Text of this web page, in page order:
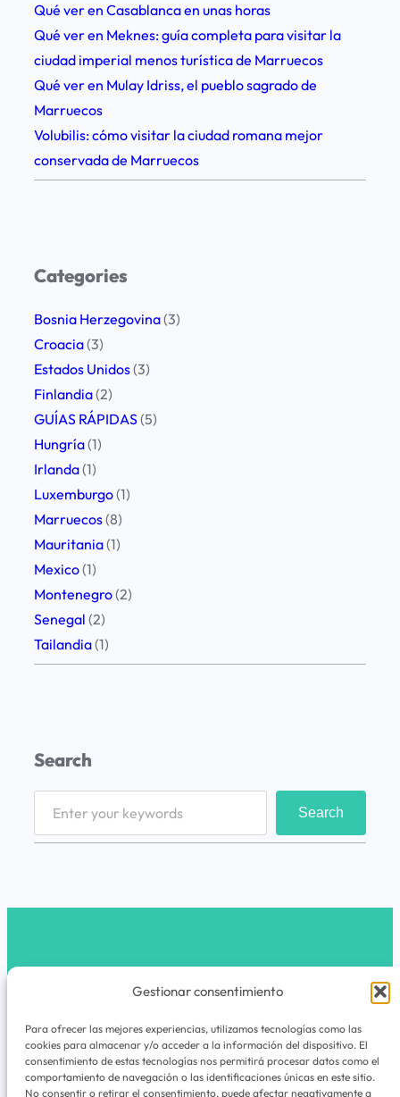
Gestionar consentimiento
Para ofrecer las mejores experiencias, utilizamos tecnologías como las
cookies para almacenar y/o acceder a la información del dispositivo. El
consentimiento de estas tecnologías nos permitirá procesar datos como el
comportamiento de navegación o las identificaciones únicas en este sitio.
No consentir o retirar el consentimiento, puede afectar negativamente a
u
t
a
s
,
c
o
s
e
i
m
p
r
e
s
c
i
n
d
i
b
l
Qué ver en Casablanca en unas horas
Qué ver en Meknes: guía completa para visitar la
ciudad imperial menos turística de Marruecos
Qué ver en Mulay Idriss, el pueblo sagrado de
Marruecos
Volubilis: cómo visitar la ciudad romana mejor
conservada de Marruecos
Categories
Bosnia Herzegovina(3)
Croacia(3)
Estados Unidos(3)
Finlandia(2)
GUÍAS RÁPIDAS(5)
Hungría(1)
Irlanda(1)
Luxemburgo(1)
Marruecos(8)
Mauritania(1)
Mexico(1)
Montenegro(2)
Senegal (2)
Tailandia(1)
Search
Search
latribunomada.com
Instagram
La Tribu Nómada es un espacio de viajes,
experiencias, rutas, guías y cuadernos de